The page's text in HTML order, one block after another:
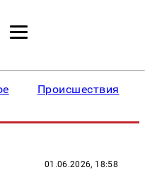
Происшествия
01.06.2026, 18:58